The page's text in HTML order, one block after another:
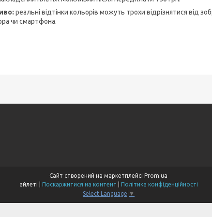
реальні відтінки кольорів можуть трохи відрізнятися від
чи смартфона.
Сайт створений на маркетплейсі Prom.ua
Поскаржитися на контент
Політика конфіденційності
Select Language ▼